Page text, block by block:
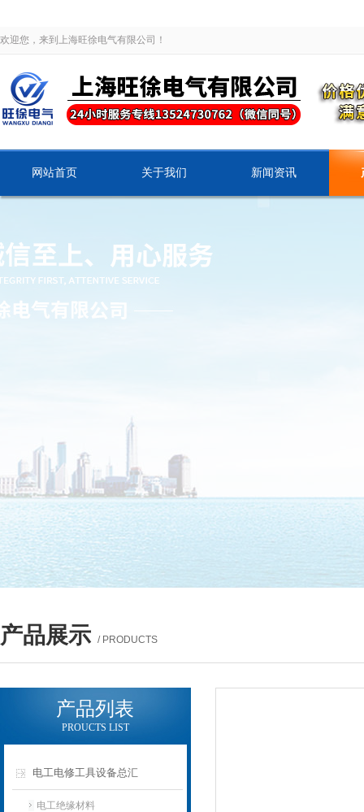
欢迎您，来到上海旺徐电气有限公司！
网站首页 关于我们 新闻资讯
产品展示 / PRODUCTS
产品列表
PROUCTS LIST
电工电修工具设备总汇
电工绝缘材料